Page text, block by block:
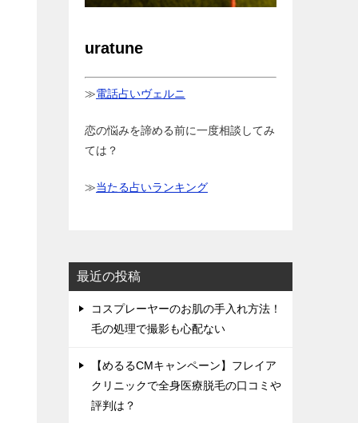
uratune
≫電話占いヴェルニ
恋の悩みを諦める前に一度相談してみ
ては？
≫当たる占いランキング
最近の投稿
コスプレーヤーのお肌の手入れ方法！
毛の処理で撮影も心配ない
【めるるCMキャンペーン】フレイア
クリニックで全身医療脱毛の口コミや
評判は？